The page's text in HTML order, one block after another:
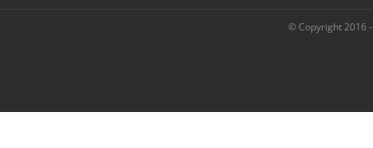
© Copyright 2016 -